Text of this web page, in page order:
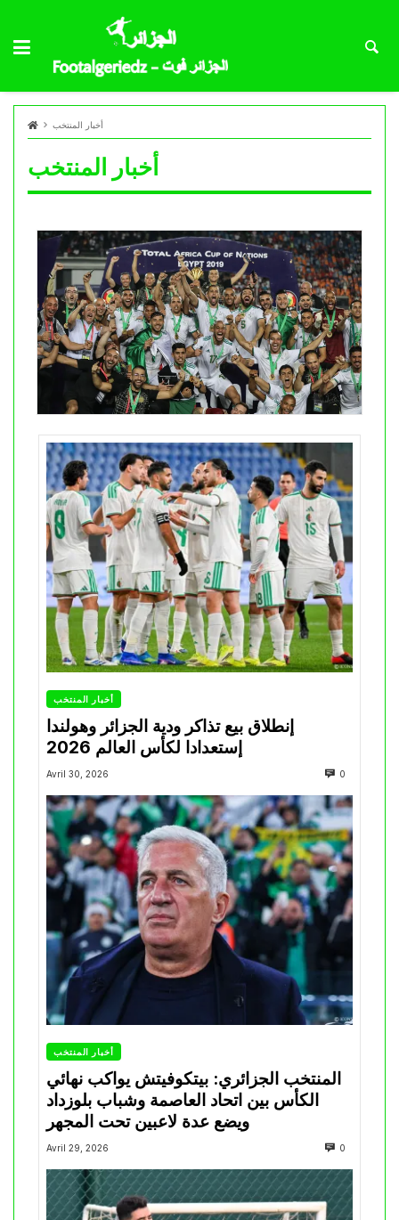
أخبار المنتخب
أخبار المنتخب
أخبار المنتخب
إنطلاق بيع تذاكر ودية الجزائر وهولندا
إستعدادا لكأس العالم 2026
Avril 30, 2026 0
أخبار المنتخب
المنتخب الجزائري: بيتكوفيتش يواكب نهائي
الكأس بين اتحاد العاصمة وشباب بلوزداد
ويضع عدة لاعبين تحت المجهر
Avril 29, 2026 0